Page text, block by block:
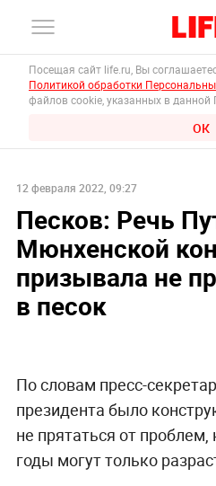
Посещая сайт life.ru, Вы
Политикой обработки
файлов cookie, указанных в данной
ОК
12 февраля 2022, 09:27
Песков: Речь
Мюнхенской
призывала не
в песок
По словам пресс-
президента было
не прятаться от
годы могут только